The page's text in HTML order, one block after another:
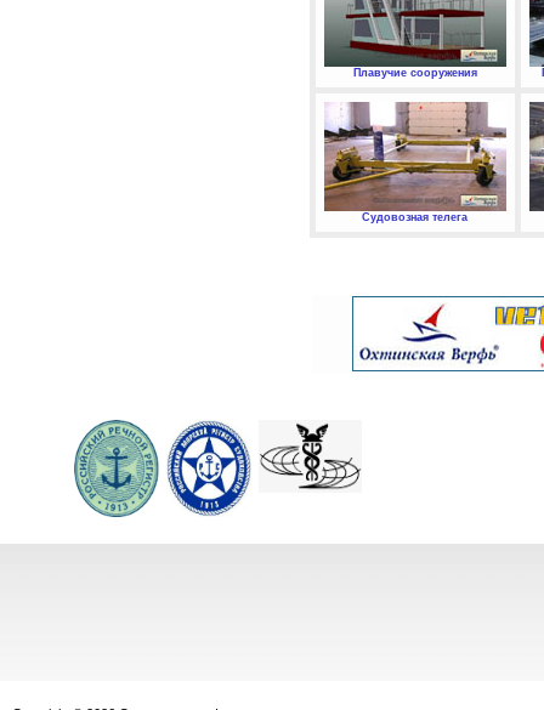
Плавучие сооружения
Судовозная телега